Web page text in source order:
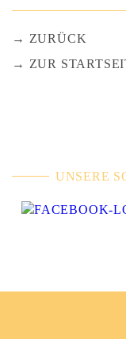
ZURÜCK
ZUR
UNSERE